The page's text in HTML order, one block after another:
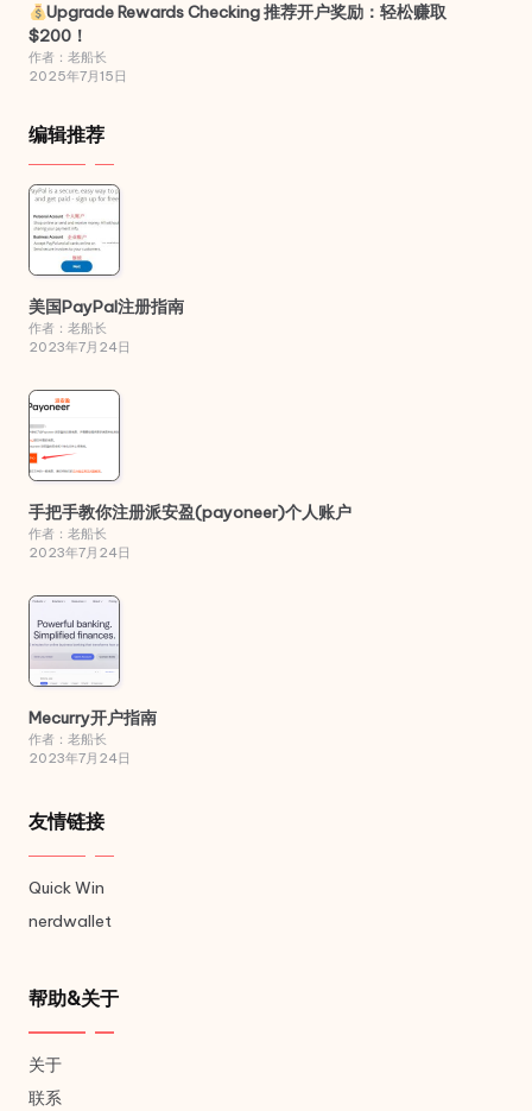
Upgrade Rewards Checking 推荐开户奖励：轻松赚取
$200！
作者：老船长
2025年7月15日
编辑推荐
美国PayPal注册指南
作者：老船长
2023年7月24日
手把手教你注册派安盈(payoneer)个人账户
作者：老船长
2023年7月24日
Mecurry开户指南
作者：老船长
2023年7月24日
友情链接
Quick Win
nerdwallet
帮助&关于
关于
联系